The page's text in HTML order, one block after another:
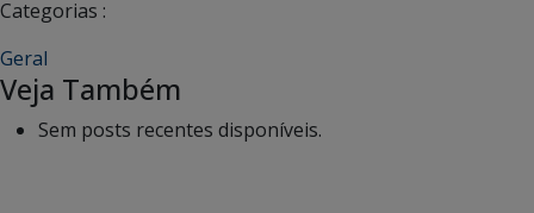
Categorias :
Geral
Veja Também
Sem posts recentes disponíveis.